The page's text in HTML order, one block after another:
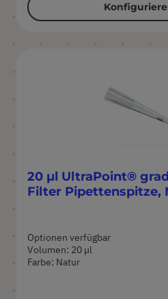
20 µl UltraPoint®
Filter Pipettenspitze,
Optionen verfügbar
Volumen: 20 µl
Farbe: Natur